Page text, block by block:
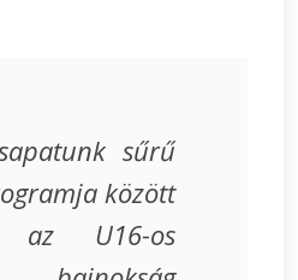
sűrű
között
az U16-os